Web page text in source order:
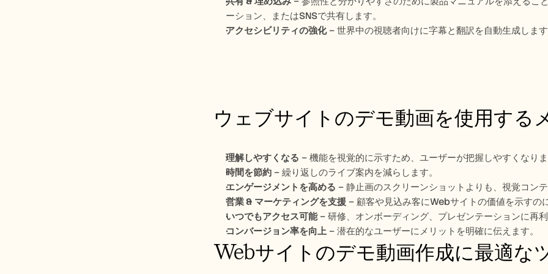
ーション、またはSNSで共有します。
アクセシビリティの強化 – 世界中の視聴者向けに字幕と翻訳を自動生成しま
ウェブサイトのデモ動画を使用する
理解しやすくなる – 機能を視覚的に示すため、ユーザーが把握しやすくなり
時間を節約 – 繰り返しのライブ案内を減らします。
エンゲージメントを高める – 静止画のスクリーンショットよりも、視覚コン
営業 & マーケティングを支援 – 顧客や見込み客にWebサイトの価値を示すの
いつでもアクセス可能 – 研修、オンボーディング、プレゼンテーションに再
コンバージョン率を向上 – 潜在的なユーザーにメリットを明確に伝えます。
Webサイトのデモ動画作成に最適な